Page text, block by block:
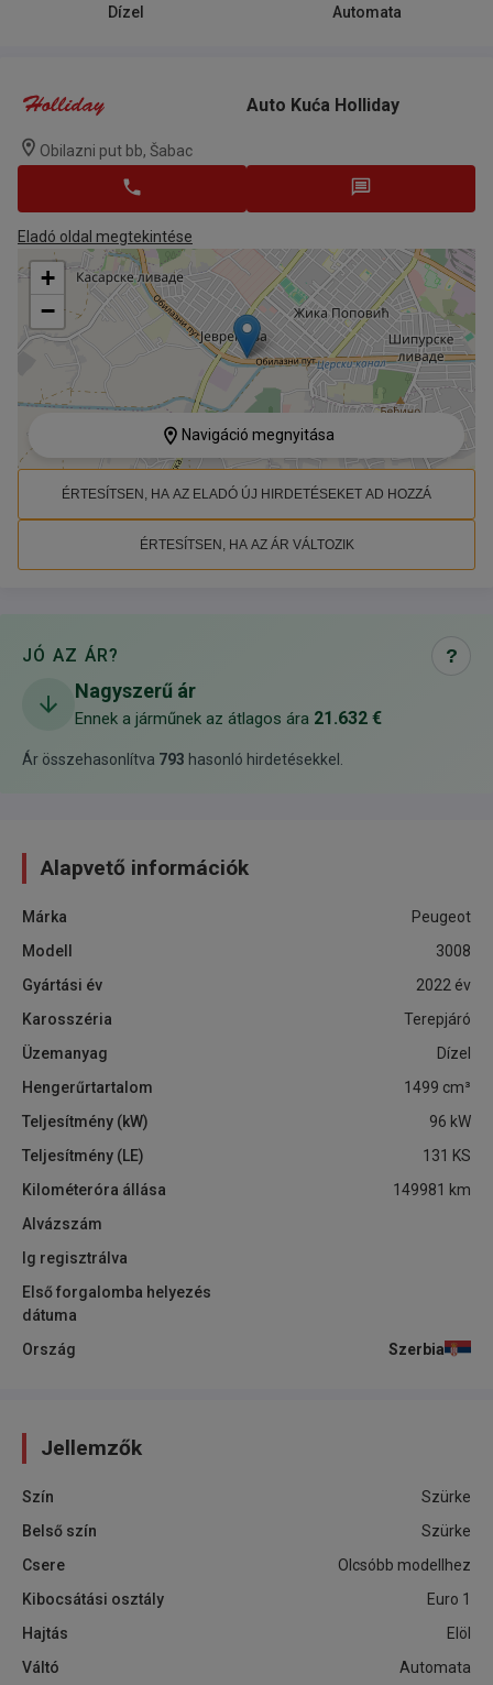
Dízel Automata
Auto Kuća Holliday
Obilazni put bb, Šabac
Eladó oldal megtekintése
+
−
Navigáció megnyitása
ÉRTESÍTSEN, HA AZ ELADÓ ÚJ HIRDETÉSEKET AD HOZZÁ
ÉRTESÍTSEN, HA AZ ÁR VÁLTOZIK
JÓ AZ ÁR? ?
Nagyszerű ár
Ennek a járműnek az átlagos ára 21.632 €
Ár összehasonlítva 793 hasonló hirdetésekkel
Alapvető információk
Márka
Peugeot
Modell
3008
Gyártási év
2022 év
Karosszéria
Terepjáró
Üzemanyag
Dízel
Hengerűrtartalom
1499 cm³
Teljesítmény (kW)
96 kW
Teljesítmény (LE)
131 KS
Kilométeróra állása
149981 km
Alvázszám
Ig regisztrálva
Első forgalomba helyezés
dátuma
Ország
Szerbia
Jellemzők
Szín
Szürke
Belső szín
Szürke
Csere
Olcsóbb modellhez
Kibocsátási osztály
Euro 1
Hajtás
Elöl
Váltó
Automata